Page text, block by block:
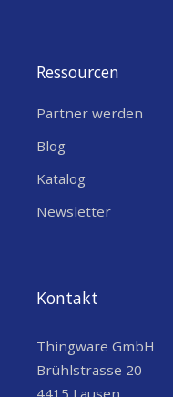
Ressourcen
Partner werden
Blog
Katalog
Newsletter
Kontakt
Thingware GmbH
Brühlstrasse 20
4415 Lausen